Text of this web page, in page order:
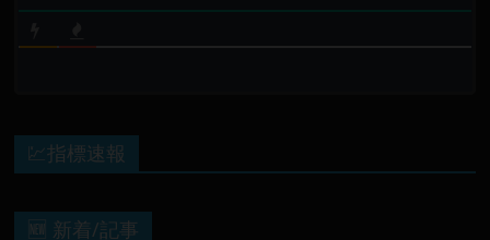
💹指標速報
🆕 新着/記事